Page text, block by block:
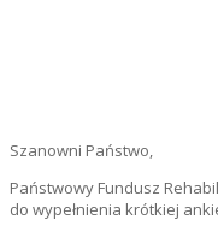
Szanowni Państwo,
Państwowy Fundusz
do wypełnienia krótkiej